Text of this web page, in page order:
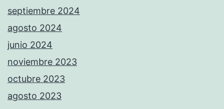
septiembre 2024
agosto 2024
junio 2024
noviembre 2023
octubre 2023
agosto 2023